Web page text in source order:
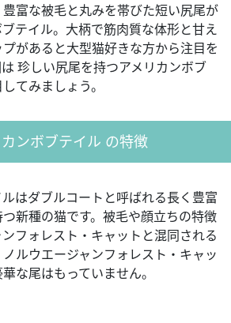
富な被毛と丸みを帯びた短い尻尾が
テイル。大柄で筋肉質な体形と甘え
があると大型猫好きな方から注目を
珍しい尻尾を持つアメリカンボブ
てみましょう。
ンボブテイル の特徴
はダブルコートと呼ばれる長く豊富
新種の猫です。被毛や顔立ちの特徴
フォレスト・キャットと混同される
ルウエージャンフォレスト・キャッ
な尾はもっていません。